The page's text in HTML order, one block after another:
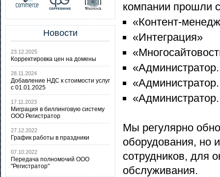
Новости
23.12.2025
Корректировка цен на домены
28.11.2024
Добавление НДС к стоимости услуг
с 01.01.2025
17.11.2023
Миграция в биллинговую систему
ООО Регистратор
27.12.2022
График работы в праздники
07.10.2022
Передача полномочий ООО
"Регистратор"
компании прошли
«Контент-
«Интеграция»
Мы регулярно
оборудования, но
сотрудников, для
обслуживания.